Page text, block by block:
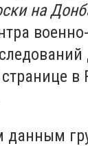
на
военно-
в
данным